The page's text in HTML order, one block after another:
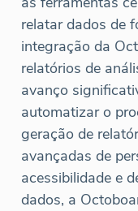
relatar dados de
integração da
relatórios de
avanço
automatizar o
geração de
avançadas de
acessibilidade e
dados, a